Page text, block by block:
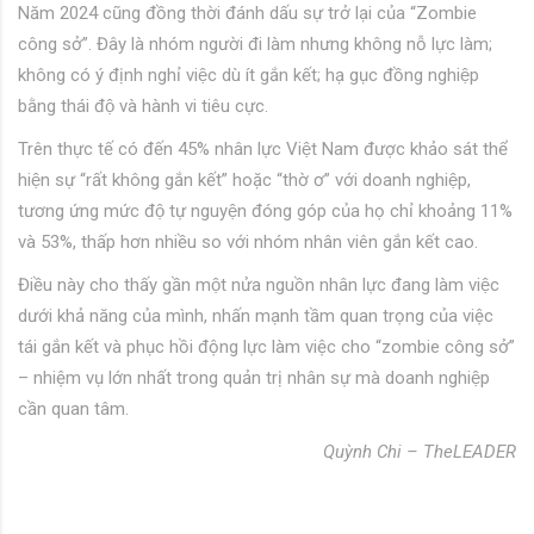
Năm 2024 cũng đồng thời đánh dấu sự trở lại của “Zombie
công sở”. Đây là nhóm người đi làm nhưng không nỗ lực làm;
không có ý định nghỉ việc dù ít gắn kết; hạ gục đồng nghiệp
bằng thái độ và hành vi tiêu cực.
Trên thực tế có đến 45% nhân lực Việt Nam được khảo sát thể
hiện sự “rất không gắn kết” hoặc “thờ ơ” với doanh nghiệp,
tương ứng mức độ tự nguyện đóng góp của họ chỉ khoảng 11%
và 53%, thấp hơn nhiều so với nhóm nhân viên gắn kết cao.
Điều này cho thấy gần một nửa nguồn nhân lực đang làm việc
dưới khả năng của mình, nhấn mạnh tầm quan trọng của việc
tái gắn kết và phục hồi động lực làm việc cho “zombie công sở”
– nhiệm vụ lớn nhất trong quản trị nhân sự mà doanh nghiệp
cần quan tâm.
Quỳnh Chi – TheLEADER